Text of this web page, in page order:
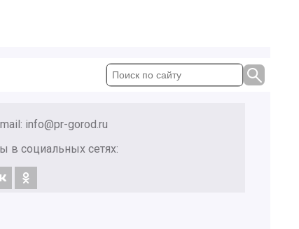
info@pr-gorod.ru
в социальных сетях: